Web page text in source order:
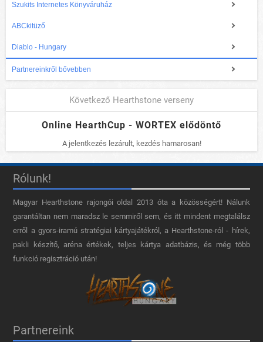
Szukits Internetes Könyváruház
ABCkitüző
Diablo - Hungary
Partnereinkről bővebben
Következő Hearthstone verseny
Online HearthCup - WORTEX elődöntő
A jelentkezés lezárult, kezdés hamarosan!
Rólunk!
Magyar Hearthstone​ rajongói oldal 2013 óta a közösségért! Nálunk
garantáltan nem maradsz le semmiről sem, és itt mindent megtalálsz
erről a gyors-iramú stratégiai kártyajátékról, a Hearthstone-ról - hírek,
pakli készítő, aréna értékek, teljes kártya adatbázis, és még több
funkció regisztráció után!
Partnereink